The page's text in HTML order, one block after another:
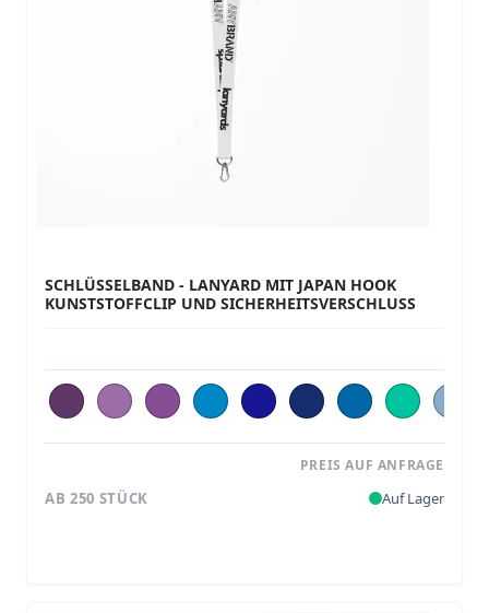
SCHLÜSSELBAND - LANYARD MIT JAPAN HOOK
KUNSTSTOFFCLIP UND SICHERHEITSVERSCHLUSS
PREIS AUF ANFRAGE
AB 250 STÜCK Auf Lager